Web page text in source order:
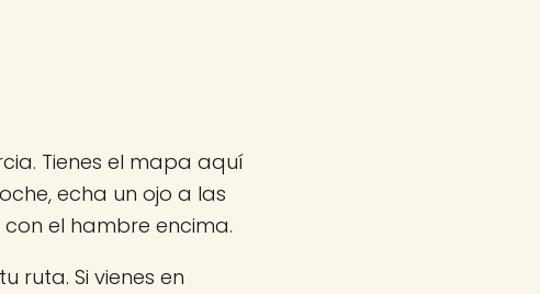
Tienes el mapa aquí
echa un ojo a las
el hambre encima.
ruta. Si vienes en